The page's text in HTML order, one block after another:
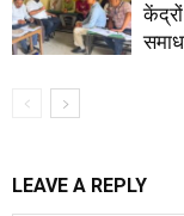
LEAVE A REPLY